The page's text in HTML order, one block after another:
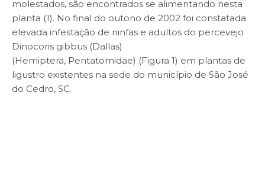
molestados, são encontrados se alimentando nesta
planta (1). No final do outono de 2002 foi constatada
elevada infestação de ninfas e adultos do percevejo
Dinocoris gibbus (Dallas)
(Hemiptera, Pentatomidae) (Figura 1) em plantas de
ligustro existentes na sede do município de São José
do Cedro, SC.